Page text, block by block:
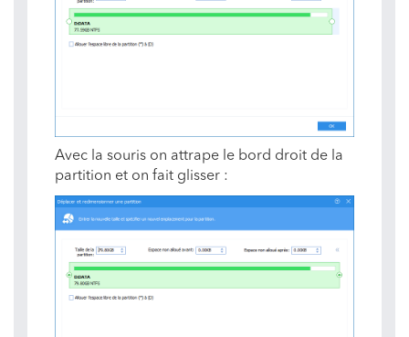
Avec la souris on attrape le bord droit de la
partition et on fait glisser :